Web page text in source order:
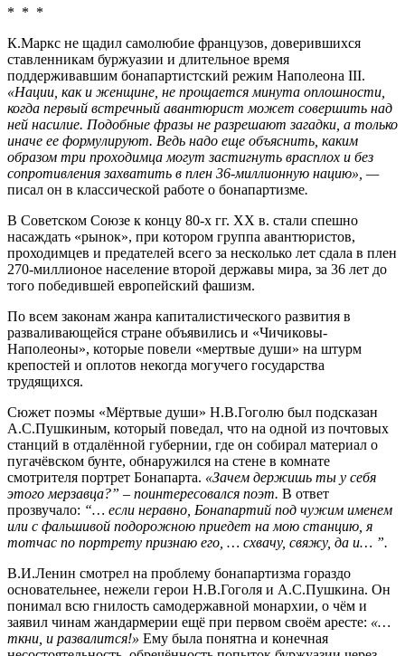
* * *
К.Маркс не щадил самолюбие французов, доверившихся
ставленникам буржуазии и длительное время
поддерживавшим бонапартистский режим Наполеона III.
«Нации, как и женщине, не прощается минута оплошности,
когда первый встречный авантюрист может совершить над
ней насилие. Подобные фразы не разрешают загадки, а только
иначе ее формулируют. Ведь надо еще объяснить, каким
образом три проходимца могут застигнуть врасплох и без
сопротивления захватить в плен 36-миллионную нацию», —
писал он в классической работе о бонапартизме.
В Советском Союзе к концу 80-х гг. ХХ в. стали спешно
насаждать «рынок», при котором группа авантюристов,
проходимцев и предателей всего за несколько лет сдала в плен
270-миллионое население второй державы мира, за 36 лет до
того победившей европейский фашизм.
По всем законам жанра капиталистического развития в
разваливающейся стране объявились и «Чичиковы-
Наполеоны», которые повели «мертвые души» на штурм
крепостей и оплотов некогда могучего государства
трудящихся.
Сюжет поэмы «Мёртвые души» Н.В.Гоголю был подсказан
А.С.Пушкиным, который поведал, что на одной из почтовых
станций в отдалённой губернии, где он собирал материал о
пугачёвском бунте, обнаружился на стене в комнате
смотрителя портрет Бонапарта. «Зачем держишь ты у себя
этого мерзавца?” – поинтересовался поэт. В ответ
прозвучало: “… если неравно, Бонапартий под чужим именем
или с фальшивой подорожною приедет на мою станцию, я
тотчас по портрету признаю его, … схвачу, свяжу, да и… ”.
В.И.Ленин смотрел на проблему бонапартизма гораздо
основательнее, нежели герои Н.В.Гоголя и А.С.Пушкина. Он
понимал всю гнилость самодержавной монархии, о чём и
заявил чинам жандармерии ещё при первом своём аресте: «…
ткни, и развалится!» Ему была понятна и конечная